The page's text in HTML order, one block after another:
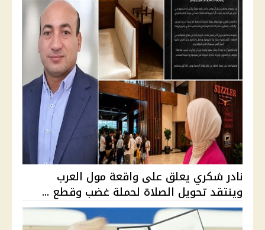
نادر شكري يعلق على واقعة مول العرب
وينتقد تحويل الصلاة لحملة غضب وقطع ...